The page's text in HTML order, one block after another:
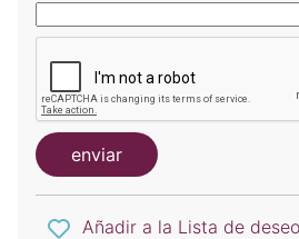
enviar
Añadir a la Lista de